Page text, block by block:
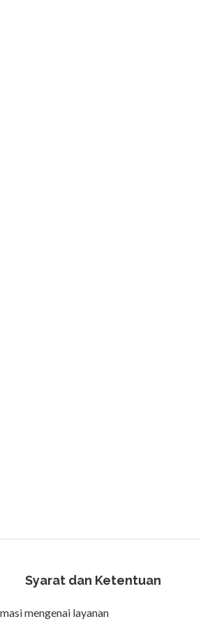
Syarat dan Ketentuan
mengenai layanan